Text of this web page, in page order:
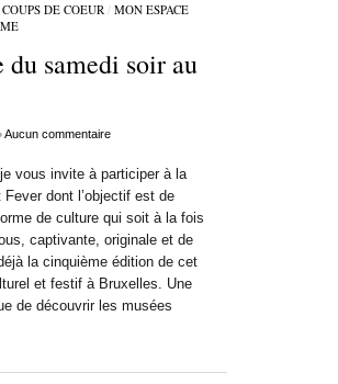
DE COEUR/ MON ESPACE
samedi soir au
Aucun commentaire
vous invite à participer à la
Fever dont l’objectif est de
de culture qui soit à la fois
captivante, originale et de
la cinquième édition de cet
et festif à Bruxelles. Une
de découvrir les musées